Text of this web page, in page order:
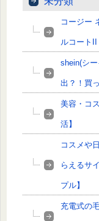
コージー
ルコート
shein(シ
出？！買
美容・コ
活】
コスメや
らえるサ
プル】
充電式の